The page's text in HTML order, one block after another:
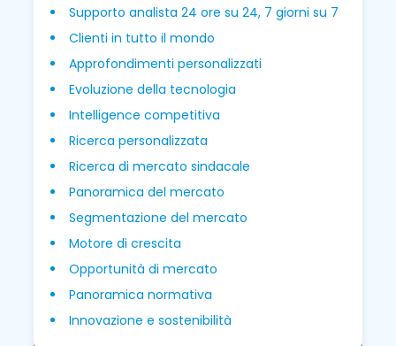
Supporto analista 24 ore su 24, 7 giorni su 7
Clienti in tutto il mondo
Approfondimenti personalizzati
Evoluzione della tecnologia
Intelligence competitiva
Ricerca personalizzata
Ricerca di mercato sindacale
Panoramica del mercato
Segmentazione del mercato
Motore di crescita
Opportunità di mercato
Panoramica normativa
Innovazione e sostenibilità